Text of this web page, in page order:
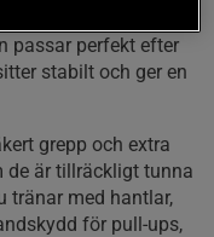
passar perfekt efter
stabilt och ger en
grepp och extra
är tillräckligt tunna
tränar med hantlar,
för pull-ups,